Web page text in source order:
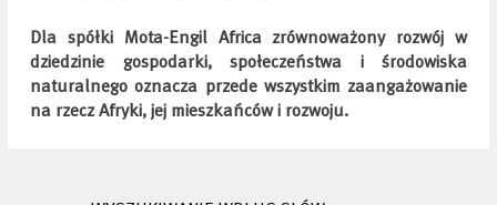
Dla spółki Mota-Engil Africa zrównoważony rozwój w
dziedzinie gospodarki, społeczeństwa i środowiska
naturalnego oznacza przede wszystkim zaangażowanie
na rzecz Afryki, jej mieszkańców i rozwoju.